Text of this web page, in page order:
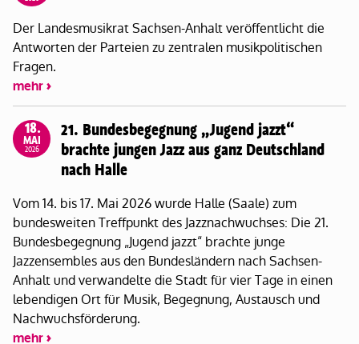
Der Landesmusikrat Sachsen-Anhalt veröffentlicht die
Antworten der Parteien zu zentralen musikpolitischen
Fragen.
mehr
18.
MAI
2026
21. Bundesbegegnung „Jugend jazzt“
brachte jungen Jazz aus ganz Deutschland
nach Halle
Vom 14. bis 17. Mai 2026 wurde Halle (Saale) zum
bundesweiten Treffpunkt des Jazznachwuchses: Die 21.
Bundesbegegnung „Jugend jazzt“ brachte junge
Jazzensembles aus den Bundesländern nach Sachsen-
Anhalt und verwandelte die Stadt für vier Tage in einen
lebendigen Ort für Musik, Begegnung, Austausch und
Nachwuchsförderung.
mehr